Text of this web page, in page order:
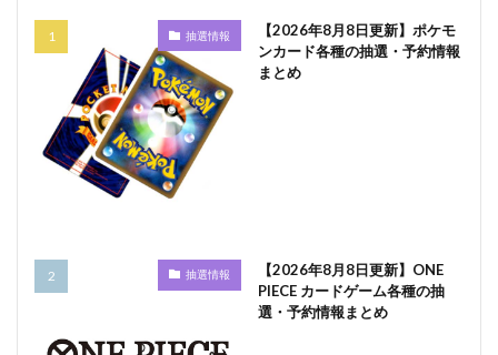
抽選情報
【2026年8月8日更新】ポケモ
ンカード各種の抽選・予約情報
まとめ
抽選情報
【2026年8月8日更新】ONE
PIECE カードゲーム各種の抽
選・予約情報まとめ